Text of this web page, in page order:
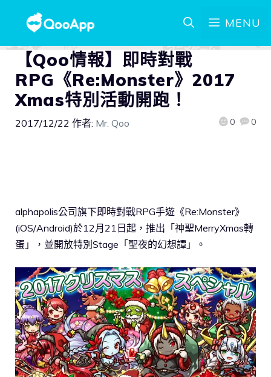
MENU
【Qoo情報】即時對戰
RPG《Re:Monster》2017
Xmas特別活動開跑！
2017/12/22 作者: Mr. Qoo 0 0
alphapolis公司旗下即時對戰RPG手遊《Re:Monster》
(iOS/Android)於12月21日起，推出「神聖MerryXmas轉
蛋」，並開放特別Stage「聖夜的幻想譚」。